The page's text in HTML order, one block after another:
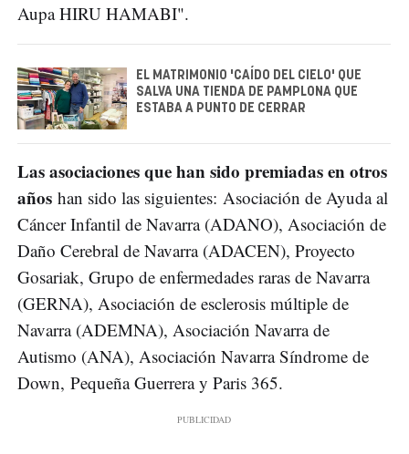
Aupa HIRU HAMABI".
EL MATRIMONIO 'CAÍDO DEL CIELO' QUE
SALVA UNA TIENDA DE PAMPLONA QUE
ESTABA A PUNTO DE CERRAR
Las asociaciones que han sido premiadas en otros
años han sido las siguientes: Asociación de Ayuda al
Cáncer Infantil de Navarra (ADANO), Asociación de
Daño Cerebral de Navarra (ADACEN), Proyecto
Gosariak, Grupo de enfermedades raras de Navarra
(GERNA), Asociación de esclerosis múltiple de
Navarra (ADEMNA), Asociación Navarra de
Autismo (ANA), Asociación Navarra Síndrome de
Down, Pequeña Guerrera y Paris 365.